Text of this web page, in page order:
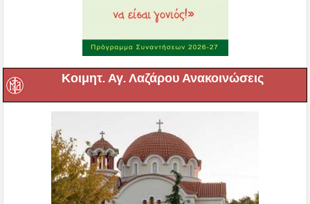
Κοιμητ. Αγ. Λαζάρου Ανακοινώσεις